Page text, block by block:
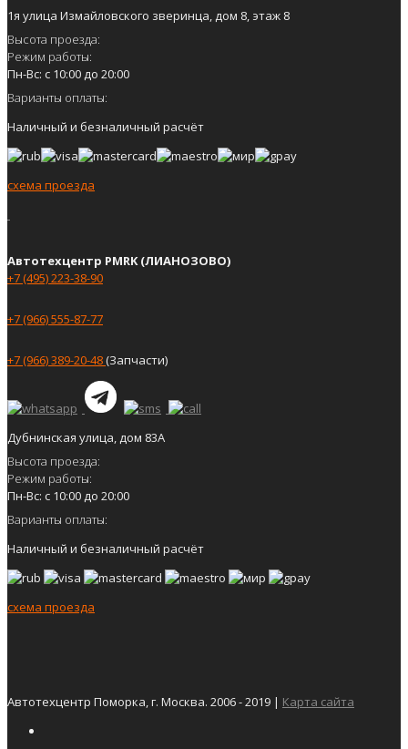
1я улица Измайловского зверинца, дом 8, этаж 8
Высота проезда:
Режим работы:
Пн-Вс: с 10:00 до 20:00
Варианты оплаты:
Наличный и безналичный расчёт
схема проезда
Автотехцентр PMRK (ЛИАНОЗОВО)
+7 (495) 223-38-90
+7 (966) 555-87-77
+7 (966) 389-20-48(Запчасти)
Дубнинская улица, дом 83А
Высота проезда:
Режим работы:
Пн-Вс: с 10:00 до 20:00
Варианты оплаты:
Наличный и безналичный расчёт
схема проезда
Автотехцентр Поморка, г. Москва. 2006 - 2019 | Карта сайта